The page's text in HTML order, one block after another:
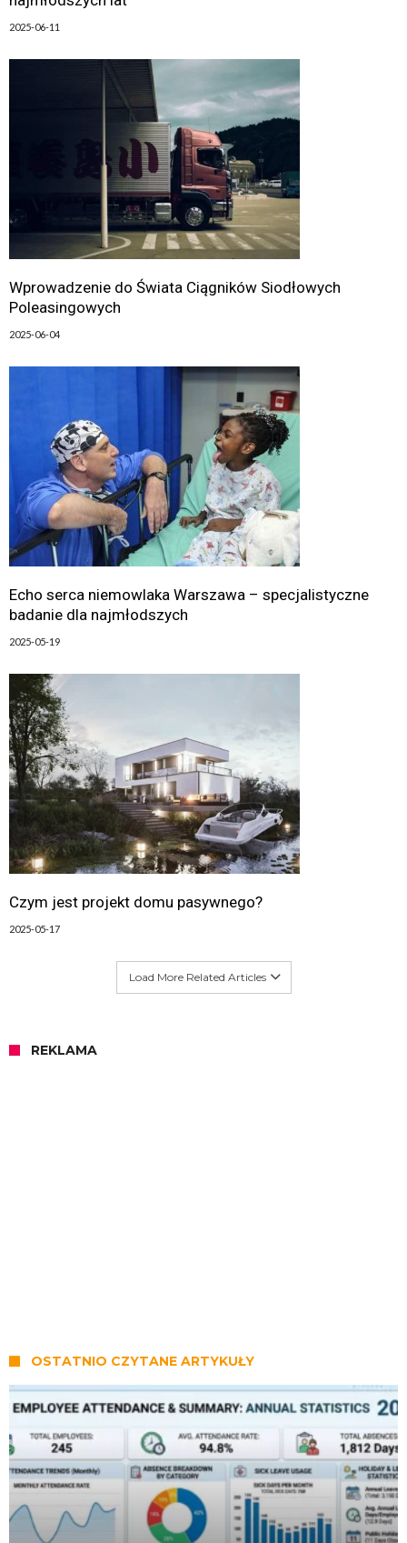
2025-06-11
Wprowadzenie do Świata Ciągników Siodłowych
Poleasingowych
2025-06-04
Echo serca niemowlaka Warszawa – specjalistyczne
badanie dla najmłodszych
2025-05-19
Czym jest projekt domu pasywnego?
2025-05-17
Load More Related Articles
REKLAMA
OSTATNIO CZYTANE ARTYKUŁY